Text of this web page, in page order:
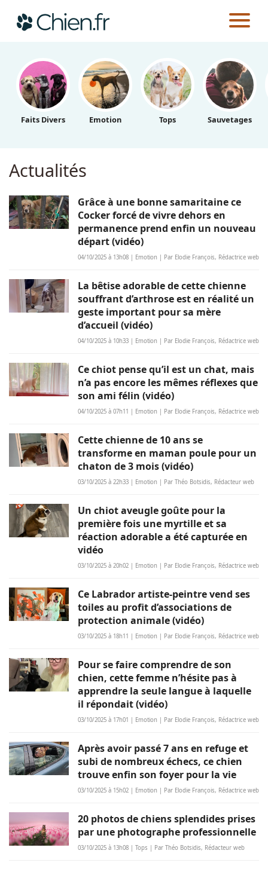
Actualités
Races
CHIEN.FR
Faits Divers Emotion Tops Sauvetages
Actualités
Grâce à une bonne samaritaine ce
Cocker forcé de vivre dehors en
permanence prend enfin un nouveau
départ (vidéo)
04/10/2025 à 13h08 | Emotion | Par Elodie François, Rédactrice web
La bêtise adorable de cette chienne
souffrant d’arthrose est en réalité un
geste important pour sa mère
d’accueil (vidéo)
04/10/2025 à 10h33 | Emotion | Par Elodie François, Rédactrice web
Ce chiot pense qu’il est un chat, mais
n’a pas encore les mêmes réflexes que
son ami félin (vidéo)
04/10/2025 à 07h11 | Emotion | Par Elodie François, Rédactrice web
Cette chienne de 10 ans se
transforme en maman poule pour un
chaton de 3 mois (vidéo)
03/10/2025 à 22h33 | Emotion | Par Théo Botsidis, Rédacteur web
Un chiot aveugle goûte pour la
première fois une myrtille et sa
réaction adorable a été capturée en
vidéo
03/10/2025 à 20h02 | Emotion | Par Elodie François, Rédactrice web
Ce Labrador artiste-peintre vend ses
toiles au profit d’associations de
protection animale (vidéo)
03/10/2025 à 18h11 | Emotion | Par Elodie François, Rédactrice web
Pour se faire comprendre de son
chien, cette femme n’hésite pas à
apprendre la seule langue à laquelle
il répondait (vidéo)
03/10/2025 à 17h01 | Emotion | Par Elodie François, Rédactrice web
Après avoir passé 7 ans en refuge et
subi de nombreux échecs, ce chien
trouve enfin son foyer pour la vie
03/10/2025 à 15h02 | Emotion | Par Elodie François, Rédactrice web
20 photos de chiens splendides prises
par une photographe professionnelle
03/10/2025 à 13h08 | Tops | Par Théo Botsidis, Rédacteur web